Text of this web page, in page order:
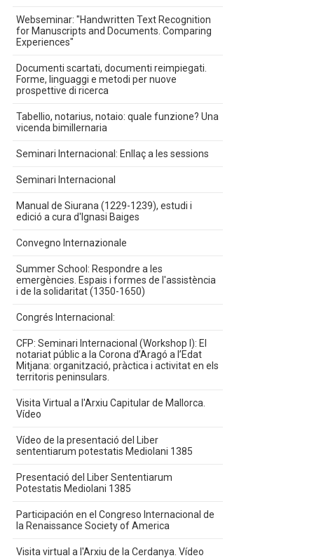
Webseminar: "Handwritten Text Recognition
for Manuscripts and Documents. Comparing
Experiences"
Documenti scartati, documenti reimpiegati.
Forme, linguaggi e metodi per nuove
prospettive di ricerca
Tabellio, notarius, notaio: quale funzione? Una
vicenda bimillernaria
Seminari Internacional: Enllaç a les sessions
Seminari Internacional
Manual de Siurana (1229-1239), estudi i
edició a cura d'Ignasi Baiges
Convegno Internazionale
Summer School: Respondre a les
emergències. Espais i formes de l'assistència
i de la solidaritat (1350-1650)
Congrés Internacional:
CFP: Seminari Internacional (Workshop I): El
notariat públic a la Corona d’Aragó a l’Edat
Mitjana: organització, pràctica i activitat en els
territoris peninsulars.
Visita Virtual a l'Arxiu Capitular de Mallorca.
Vídeo
Vídeo de la presentació del Liber
sententiarum potestatis Mediolani 1385
Presentació del Liber Sententiarum
Potestatis Mediolani 1385
Participación en el Congreso Internacional de
la Renaissance Society of America
Visita virtual a l'Arxiu de la Cerdanya. Vídeo